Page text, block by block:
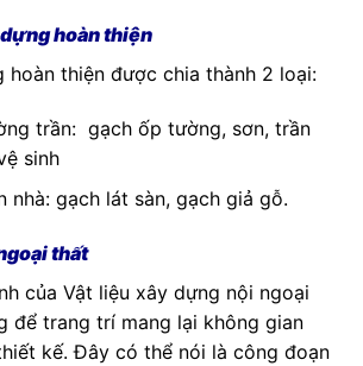
hoàn thiện
hoàn thiện được chia thành 2 loại:
trần: gạch ốp tường, sơn, trần
sinh
nhà: gạch lát sàn, gạch giả gỗ.
thất
của Vật liệu xây dựng nội ngoại
để trang trí mang lại không gian
kế. Đây có thể nói là công đoạn